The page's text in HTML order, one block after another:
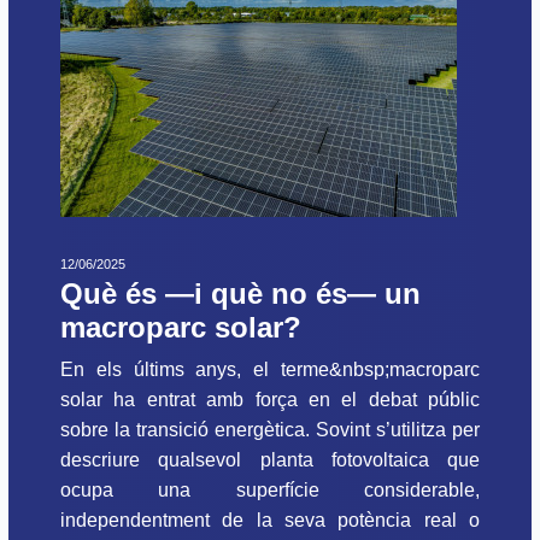
12/06/2025
Què és —i què no és— un
macroparc solar?
En els últims anys, el terme&nbsp;macroparc
solar ha entrat amb força en el debat públic
sobre la transició energètica. Sovint s’utilitza per
descriure qualsevol planta fotovoltaica que
ocupa una superfície considerable,
independentment de la seva potència real o